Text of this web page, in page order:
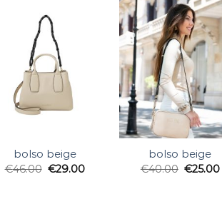
bolso beige
€46.00 €29.00
bolso beige
€40.00 €25.00